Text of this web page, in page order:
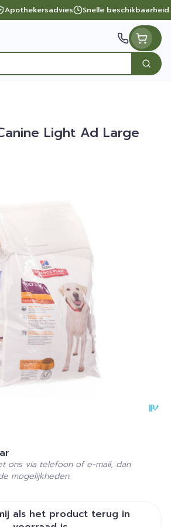
Apothekersadvies Snelle beschikbaarheid
Zoek
Light Ad Large
als het product terug in
ons via telefoon of e-mail, dan
mogelijkheden.